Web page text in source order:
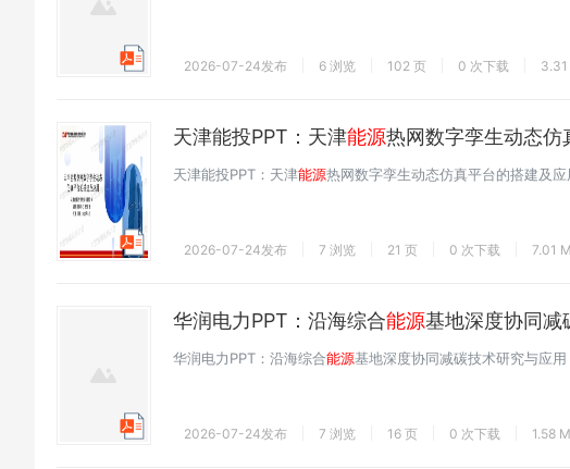
2026-07-24发布 6 浏览 102 页 0 次下载
天津能投PPT：天津能源热网数字孪生动态仿
天津能投PPT：天津能源热网数字孪生动态仿真平台的搭建及应
2026-07-24发布 7 浏览 21 页 0 次下载 7.01
华润电力PPT：沿海综合能源基地深度协同减
华润电力PPT：沿海综合能源基地深度协同减碳技术研究与应用
2026-07-24发布 7 浏览 16 页 0 次下载 1.58